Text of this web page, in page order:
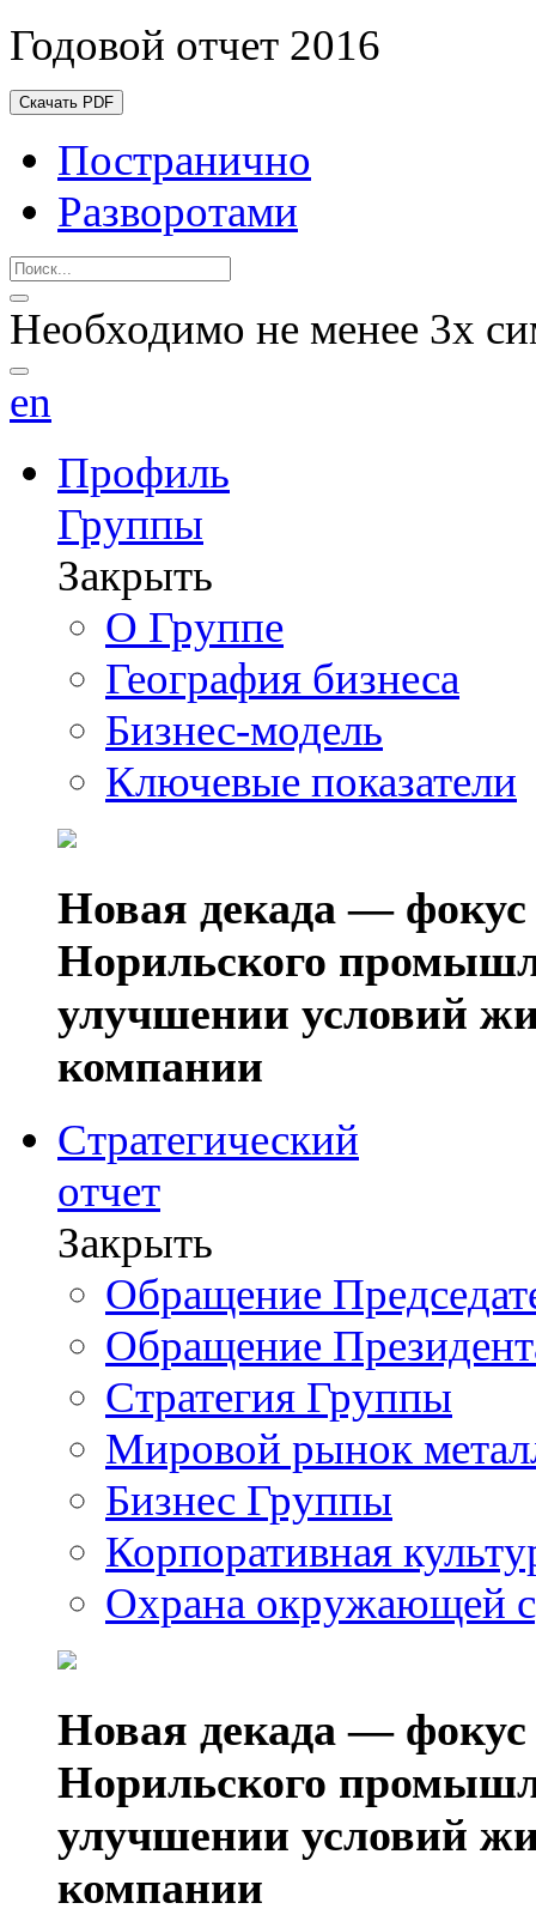
Годовой отчет 2016
Скачать PDF
Постранично
Разворотами
Необходимо не менее 3х
en
Профиль
Группы
Закрыть
О Группе
География бизнеса
Бизнес-модель
Ключевые показатели
Новая декада — фокус
Норильского
улучшении условий
компании
Стратегический
отчет
Закрыть
Обращение
Обращение
Стратегия Группы
Мировой рынок
Бизнес Группы
Корпоративная
Охрана окружающей
Новая декада — фокус
Норильского
улучшении условий
компании